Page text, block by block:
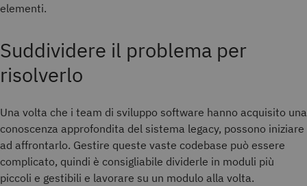
elementi.
Suddividere il problema per
risolverlo
Una volta che i team di sviluppo software hanno acquisito una
conoscenza approfondita del sistema legacy, possono iniziare
ad affrontarlo. Gestire queste vaste codebase può essere
complicato, quindi è consigliabile dividerle in moduli più
piccoli e gestibili e lavorare su un modulo alla volta.